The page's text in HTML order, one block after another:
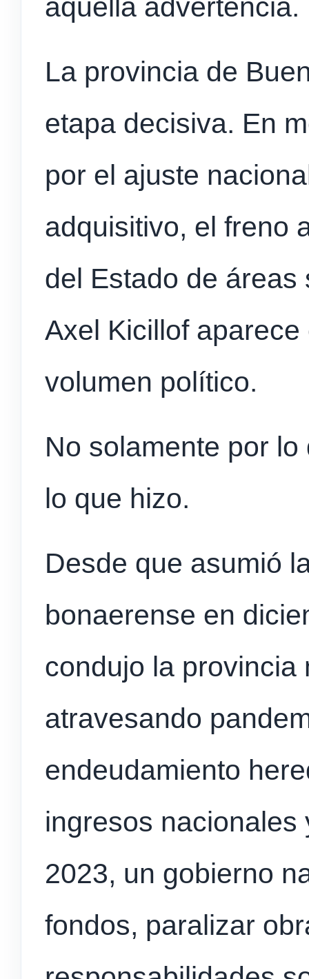
aquella advertencia.
La provincia de
etapa decisiva. En
por el ajuste
adquisitivo, el freno
del Estado de
Axel Kicillof
volumen político.
No solamente por
lo que hizo.
Desde que asumió
bonaerense en
condujo la
atravesando
endeudamiento
ingresos nacionales
2023, un gobierno
fondos, paralizar